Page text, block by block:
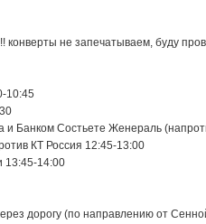
конверты не запечатываем, буду
10:45
Банком Состьете Женераль
КТ Россия 12:45-13:00
13:45-14:00
дорогу (по направлению от